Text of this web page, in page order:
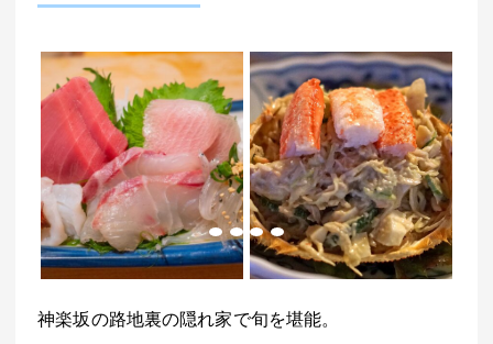
神楽坂の路地裏の隠れ家で旬を堪能。